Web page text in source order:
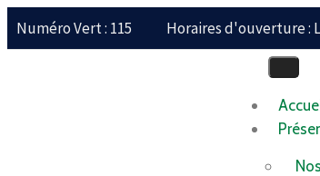
Numéro Vert : 115 Horaires d'ouverture :